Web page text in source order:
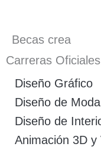
Becas crea
Carreras Oficiales
Diseño Gráfico
Diseño de Moda
Diseño de
Animación 3D y